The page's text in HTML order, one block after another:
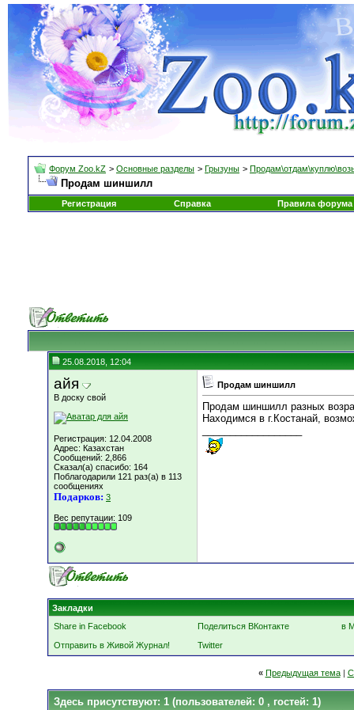
Форум Zoo.kZ > Основные разделы > Грызуны >
Продам шиншилл
Регистрация Справка Правила форума
25.08.2018, 12:04
айя
В доску свой
Регистрация: 12.04.2008
Адрес: Казахстан
Сообщений: 2,866
Сказал(а) спасибо: 164
Поблагодарили 121 раз(а) в 113
сообщениях
Подарков: 3
Вес репутации: 109
Продам шиншилл
Продам шиншилл разных
Находимся в г.Костанай,
Закладки
Share in Facebook
Поделиться ВКонтакте
в
Отправить в Живой Журнал!
Twitter
« Предыдущая тема|
Здесь присутствуют: 1 (пользователей: 0 , гостей: 1)